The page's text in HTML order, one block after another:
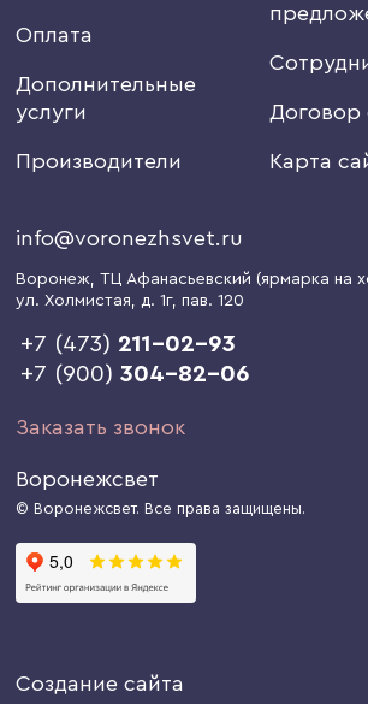
Оплата
Дополнительные
услуги
Производители
Договор
Карта
info@voronezhsvet.ru
Воронеж, ТЦ Афанасьевский (ярмарка на
ул. Холмистая, д. 1г, пав. 120
+7 (473) 211-02-93
+7 (900)304-82-06
Заказать звонок
Воронежсвет
© Воронежсвет. Все права защищены.
Создание сайта